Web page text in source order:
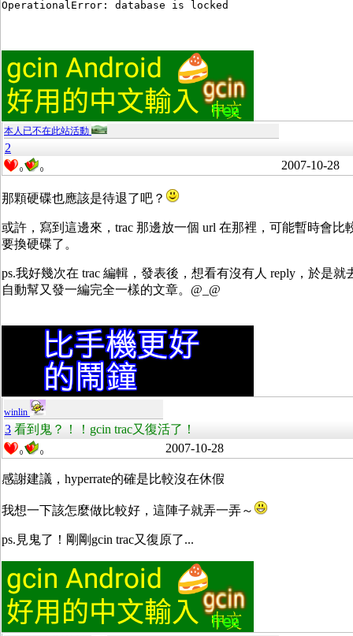
本人已不在此站活動
2
0 0 2007-10-28
那顆硬碟也應該是待退了吧？
或許，寫到這邊來，trac 那邊放一個 url 在那裡，可能暫時會
要換硬碟了。
ps.我好幾次在 trac 編輯，發表後，想看有沒有人 reply，於是就
自動幫又發一編完全一樣的文章。@_@
winlin
3 看到鬼？！！gcin trac又復活了！
0 0 2007-10-28
感謝建議，hyperrate的確是比較沒在休假
我想一下該怎麼做比較好，這陣子就弄一弄～
ps.見鬼了！剛剛gcin trac又復原了...